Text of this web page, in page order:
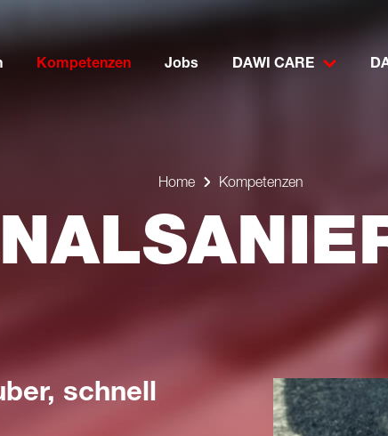
Kompetenzen Jobs DAWI CARE
Home Kompetenzen
schnell